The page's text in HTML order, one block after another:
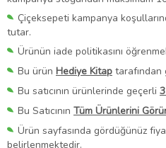
Çiçeksepeti kampanya
tutar.
Ürünün iade politikasını
Bu ürün Hediye Kitap tarafından
Bu satıcının ürünlerinde geçerli
Bu Satıcının Tüm Ürünlerini
Ürün sayfasında gördüğünüz
belirlenmektedir.